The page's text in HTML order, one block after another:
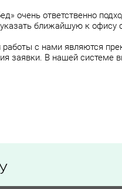
очень ответственно
ближайшую к
с нами являются
заявки. В нашей системе